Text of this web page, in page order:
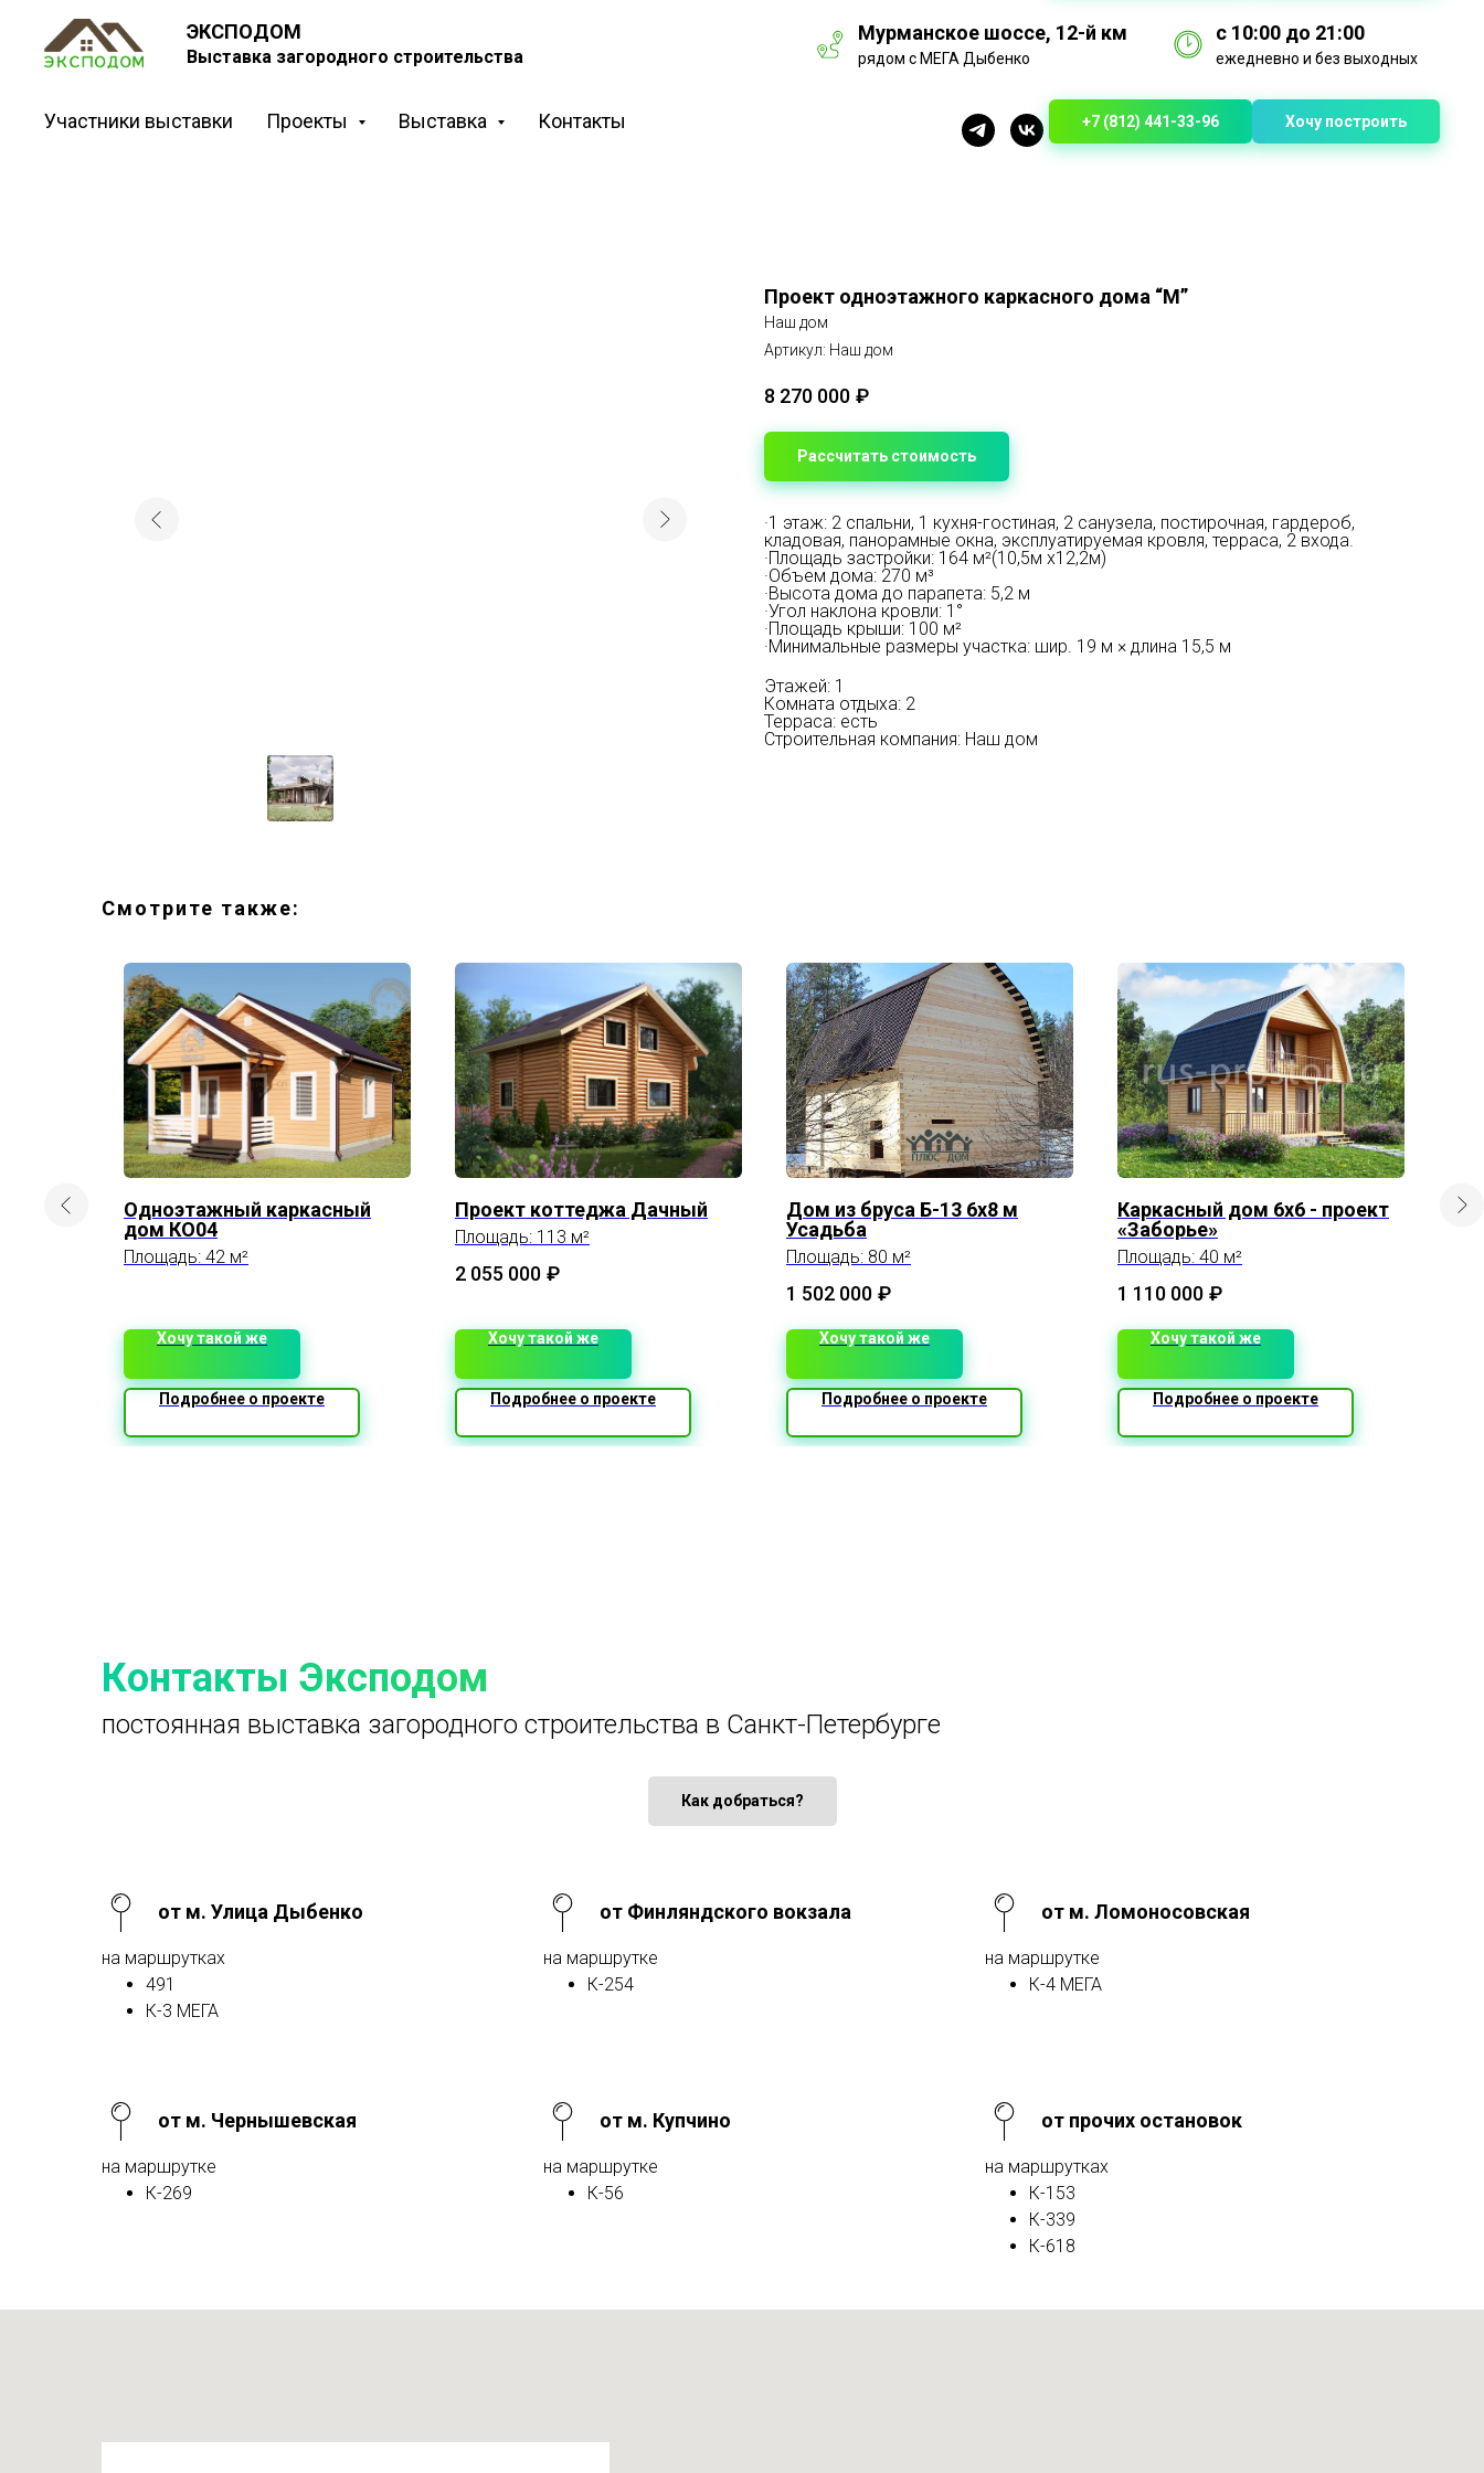
ЭКСПОДОМ
Выставка загородного строительства
Мурманское шоссе, 12-й км
рядом с МЕГА Дыбенко
с 10:00 до 21:00
ежедневно и без выходных
Участники выставки Проекты Выставка Контакты +7 (812) 441-33-96 Хочу построить
Проект одноэтажного каркасного дома “М”
Наш дом
Артикул: Наш дом
8 270 000 ₽
Рассчитать стоимость
·1 этаж: 2 спальни, 1 кухня-гостиная, 2 санузела, постирочная, гардероб,
кладовая, панорамные окна, эксплуатируемая кровля, терраса, 2 входа.
·Площадь застройки: 164 м²(10,5м х12,2м)
·Объем дома: 270 м³
·Высота дома до парапета: 5,2 м
·Угол наклона кровли: 1°
·Площадь крыши: 100 м²
·Минимальные размеры участка: шир. 19 м × длина 15,5 м
Этажей: 1
Комната отдыха: 2
Терраса: есть
Строительная компания: Наш дом
Смотрите также:
Одноэтажный каркасный
дом КО04
Площадь: 42 м²
Хочу такой же
Подробнее о проекте
Проект коттеджа Дачный
Площадь: 113 м²
2 055 000 ₽
Хочу такой же
Подробнее о проекте
Дом из бруса Б-13 6х8 м
Усадьба
Площадь: 80 м²
1 502 000 ₽
Хочу такой же
Подробнее о проекте
Каркасный дом 6х6 - проект
«Заборье»
Площадь: 40 м²
1 110 000 ₽
Хочу такой же
Подробнее о проекте
Контакты Эксподом
постоянная выставка загородного строительства в Санкт-Петербурге
Как добраться?
от м. Улица Дыбенко
на маршрутках
491
К-3 МЕГА
от Финляндского вокзала
на маршрутке
К-254
от м. Ломоносовская
на маршрутке
К-4 МЕГА
от м. Чернышевская
на маршрутке
К-269
от м. Купчино
на маршрутке
К-56
от прочих остановок
на маршрутках
К-153
К-339
К-618